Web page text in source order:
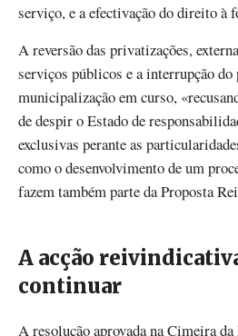
serviço, e a efectivação do direito à
A reversão das privatizações,
serviços públicos e a interrupção do
municipalização em curso,
de despir o Estado de
exclusivas perante as
como o desenvolvimento de um
fazem também parte da Proposta
A acção
continuar
A resolução aprovada na Cimeira